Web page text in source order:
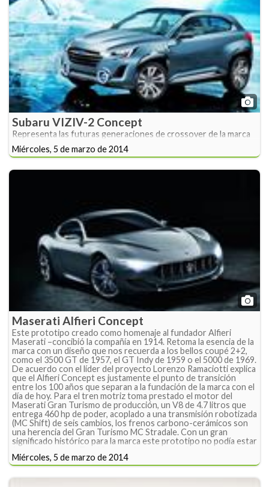
Subaru VIZIV-2 Concept
Representa las futuras generaciones de crossover de la marca
Miércoles, 5 de marzo de 2014
Maserati Alfieri Concept
Este prototipo creado como homenaje al fundador Alfieri
Maserati –concibió la compañía en 1914. Retoma la esencia de la
marca con un diseño que nos recuerda a los bellos coupé 2+2,
como el 3500 GT de 1957, el GT Indy de 1959 o el 5000 de 1969.
De acuerdo con el líder del proyecto Lorenzo Ramaciotti explica
que el Alfieri Concept es justamente el punto de transición
entre los 100 años que separan a la fundación de la marca con el
día de hoy. Para el tren motriz toma prestado el motor del
Maserati Gran Turismo de producción, un V8 de 4.7 litros que
entrega 460 hp de poder, acoplado a una transmisión robotizada
(MC Shift) de seis cambios, los frenos carbono-cerámicos son
una herencia del Gran Turismo MC Stradale. Con un gran
significado histórico para la marca este prototipo no podía estar
correspondiente.
Miércoles, 5 de marzo de 2014